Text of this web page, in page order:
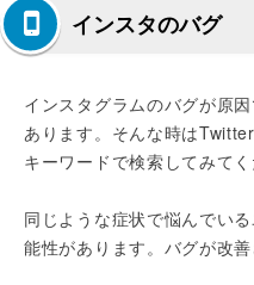
インスタのバグ
インスタグラムのバグが原
あります。そんな時は
キーワードで検索してみてく
同じような症状で悩んでい
能性があります。バグが改